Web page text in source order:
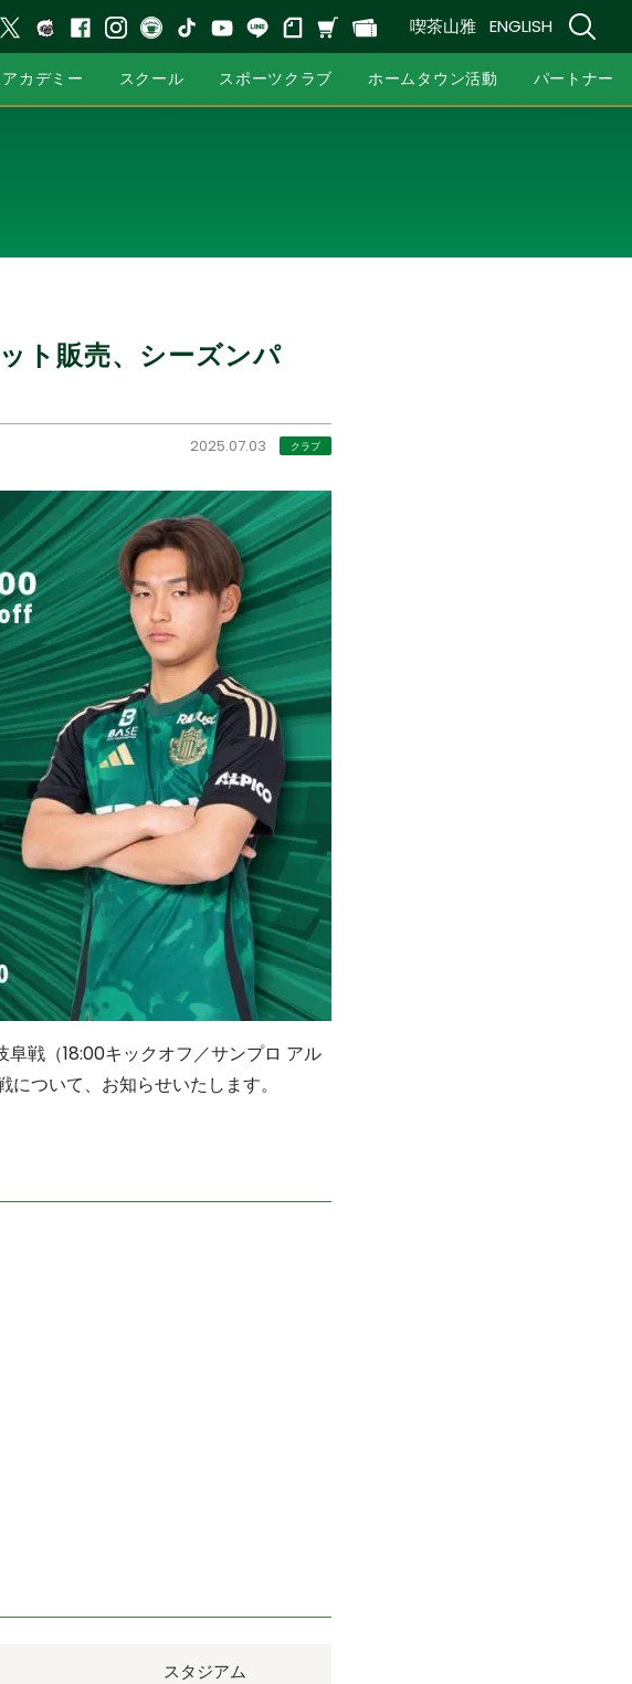
喫茶山雅 ENGLISH
カデミー スクール スポーツクラブ ホームタウン活動 パートナー
ト販売、シーズンパ
2025.07.03 クラブ
戦（18:00キックオフ／サンプロ アル
ついて、お知らせいたします。
スタジアム